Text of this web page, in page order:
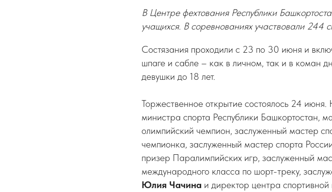
В Центре фехтования Республики
учащихся. В соревнованиях участвовали 244
Состязания проходили с 23 по 30 июня и
шпаге и сабле – как в личном, так и в коман
девушки до 18 лет.
Торжественное открытие состоялось 24
министра спорта Республики Башкортостан,
олимпийский чемпион, заслуженный мастер
чемпионка, заслуженный мастер спорта
призер Паралимпийских игр, заслуженный
международного класса по шорт-треку,
Юлия Чачина и директор центра